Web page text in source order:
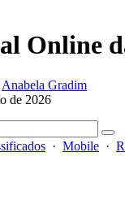
Online
Anabela Gradim
de 2026
· Mobile ·